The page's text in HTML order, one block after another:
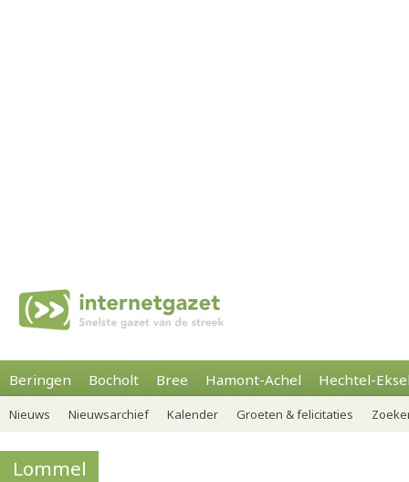
Beringen Bocholt Bree Hamont-Achel Hechtel-
Nieuws Nieuwsarchief Kalender Groeten & felicitaties
Lommel